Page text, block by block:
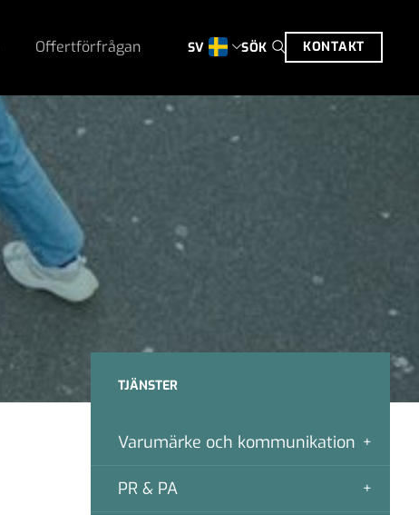
Offertförfrågan SV SÖK KONTAKT
TJÄNSTER
Varumärke och kommunikation
PR & PA